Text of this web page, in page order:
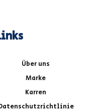
Über uns
Marke
Karren